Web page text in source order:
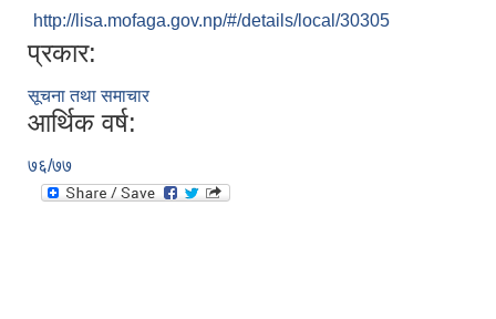
http://lisa.mofaga.gov.np/#/details/local/30305
प्रकार:
सूचना तथा समाचार
आर्थिक वर्ष:
७६/७७